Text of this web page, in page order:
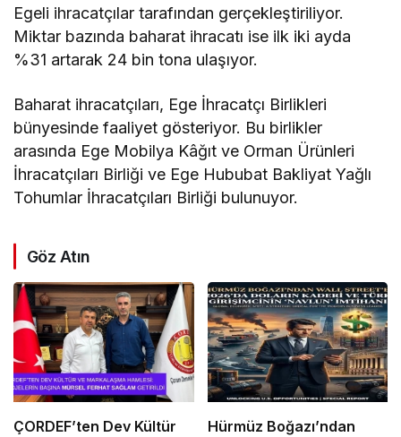
Egeli ihracatçılar tarafından gerçekleştiriliyor.
Miktar bazında baharat ihracatı ise ilk iki ayda
%31 artarak 24 bin tona ulaşıyor.
Baharat ihracatçıları, Ege İhracatçı Birlikleri
bünyesinde faaliyet gösteriyor. Bu birlikler
arasında Ege Mobilya Kâğıt ve Orman Ürünleri
İhracatçıları Birliği ve Ege Hububat Bakliyat Yağlı
Tohumlar İhracatçıları Birliği bulunuyor.
Göz Atın
ÇORDEF’ten Dev Kültür
Hürmüz Boğazı’ndan